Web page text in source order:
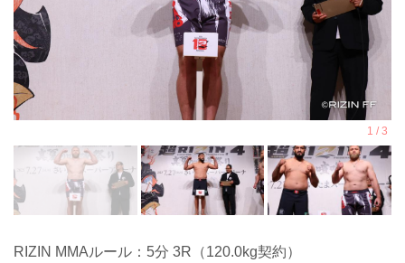
RIZIN MMAルール：5分 3R（120.0kg契約）